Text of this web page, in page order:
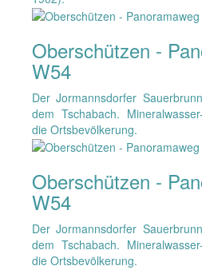
Oberschützen -
W54
Der Jormannsdorfer
dem Tschabach.
die Ortsbevölkerung.
Oberschützen -
W54
Der Jormannsdorfer
dem Tschabach.
die Ortsbevölkerung.